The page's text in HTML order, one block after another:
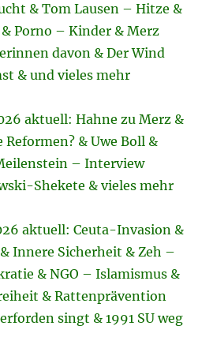
& Tom Lausen – Hitze &
Porno – Kinder & Merz
davon & Der Wind
& und vieles mehr
aktuell: Hahne zu Merz &
Reformen? & Uwe Boll &
– Interview
Shekete & vieles mehr
aktuell: Ceuta-Invasion &
Innere Sicherheit & Zeh –
& NGO – Islamismus &
& Rattenprävention
singt & 1991 SU weg